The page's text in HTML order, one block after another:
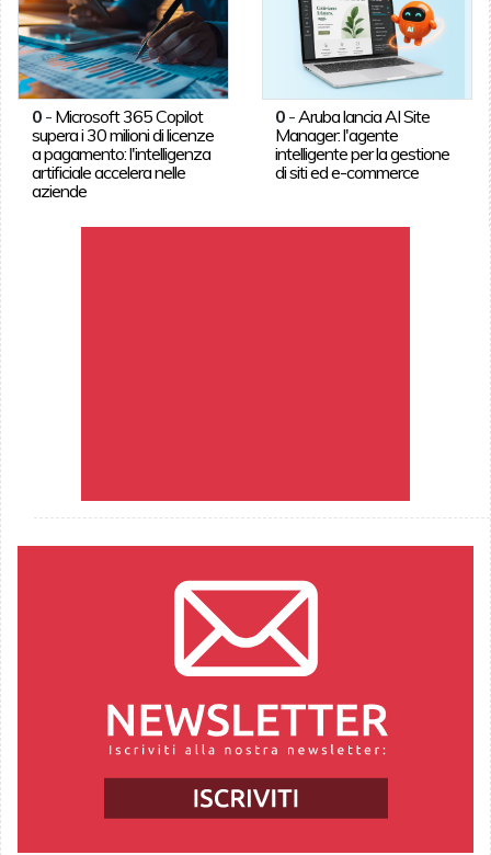
0- Microsoft 365 Copilot
supera i 30 milioni di licenze
a pagamento: l'intelligenza
artificiale accelera nelle
aziende
0 - Aruba lancia AI Site
Manager: l'agente
intelligente per la gestione
di siti ed e-commerce